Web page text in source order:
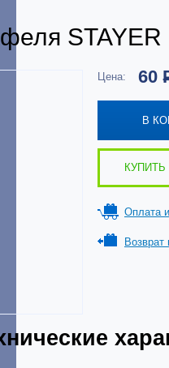
Цена: 60
В
КУПИТЬ
Оплата
Возврат